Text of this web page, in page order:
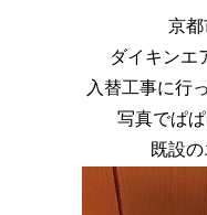
京都
ダイキン
入替工事に行
写真でぱ
既設